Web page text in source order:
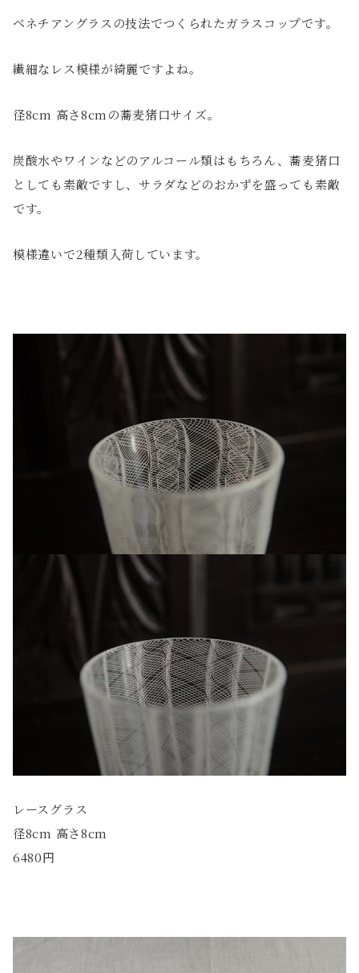
ベネチアングラスの技法でつくられたガラスコップです。
繊細なレス模様が綺麗ですよね。
径8cm 高さ8cmの蕎麦猪口サイズ。
炭酸水やワインなどのアルコール類はもちろん、蕎麦猪口
としても素敵ですし、サラダなどのおかずを盛っても素敵
です。
模様違いで2種類入荷しています。
レースグラス
径8cm 高さ8cm
6480円